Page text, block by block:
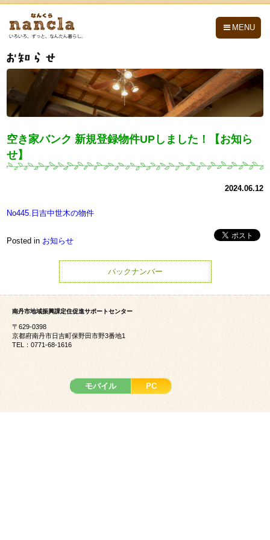
MENU
空き家バンク 新規登録物件UPしました！【お知ら
せ】
2024.06.12
No445.日吉中世木の物件
Posted in お知らせ
バックナンバー
南丹市地域振興課定住促進サポートセンター
〒629-0398
京都府南丹市日吉町保野田市野3番地1
TEL：0771-68-1616
モバイル PC